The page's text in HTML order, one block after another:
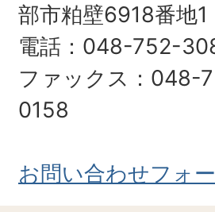
部市粕壁6918番地1
電話：048-752-
ファックス：048-
0158
お問い合わせフォ